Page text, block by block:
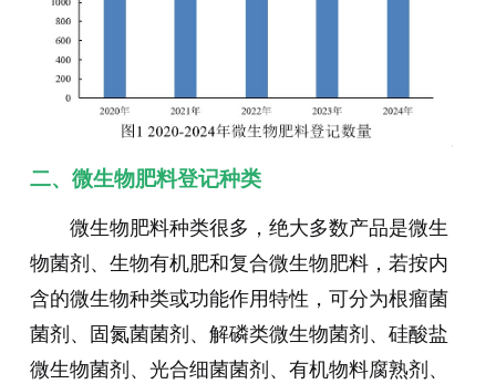
二、微生物肥料登记种类
微生物肥料种类很多，绝大多数产品是微生
物菌剂、生物有机肥和复合微生物肥料，若按内
含的微生物种类或功能作用特性，可分为根瘤菌
菌剂、固氮菌菌剂、解磷类微生物菌剂、硅酸盐
微生物菌剂、光合细菌菌剂、有机物料腐熟剂、